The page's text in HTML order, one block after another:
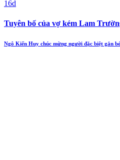
16d
Tuyên bố của vợ kém Lam
Ngô Kiến Huy chúc mừng người đặc biệt gắn